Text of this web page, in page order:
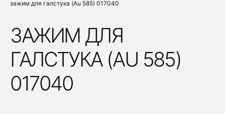
зажим для галстука (Au 585) 017040
ЗАЖИМ ДЛЯ
ГАЛСТУКА (AU 585)
017040